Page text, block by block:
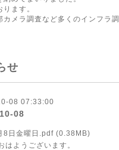
ます。
メラ調査など多くのインフラ
せ
08 07:33:00
08
8日金曜日.pdf (0.38MB)
はようございます。